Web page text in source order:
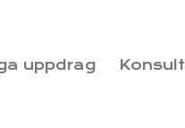
uppdrag Konsult